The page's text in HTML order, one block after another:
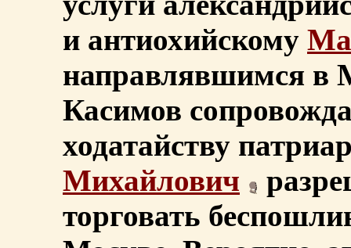
и антиохийскому
направлявшимся в
Касимов
ходатайству
Михайлович
торговать